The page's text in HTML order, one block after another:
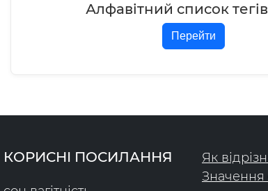
Алфавітний список тегів
Перейти
КОРИСНІ ПОСИЛАННЯ
Як
Значення